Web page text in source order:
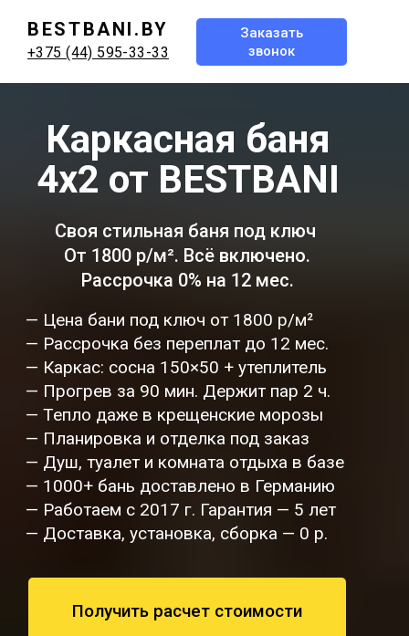
+375 (44) 595-33-33
Заказать
звонок
BESTBANI.BY
Своя стильная баня под ключ
От 1800 р/м². Всё включено.
Рассрочка 0% на 12 мес.
— Цена бани под ключ от 1800 р/м²
— Рассрочка без переплат до 12 мес.
— Каркас: сосна 150×50 + утеплитель
— Прогрев за 90 мин. Держит пар 2 ч.
— Тепло даже в крещенские морозы
— Планировка и отделка под заказ
— Душ, туалет и комната отдыха в базе
— 1000+ бань доставлено в Германию
— Работаем с 2017 г. Гарантия — 5 лет
— Доставка, установка, сборка — 0 р.
Получить расчет стоимости
Каркасная баня
4x2 от BESTBANI